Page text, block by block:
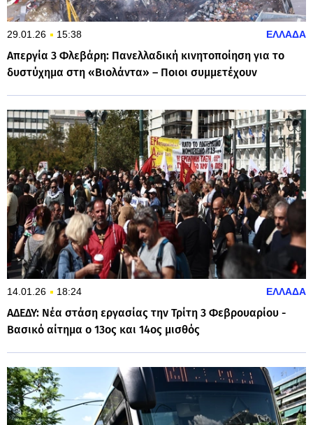
29.01.26 15:38 ΕΛΛΑΔΑ
Απεργία 3 Φλεβάρη: Πανελλαδική κινητοποίηση για το
δυστύχημα στη «Βιολάντα» – Ποιοι συμμετέχουν
14.01.26 18:24 ΕΛΛΑΔΑ
ΑΔΕΔΥ: Νέα στάση εργασίας την Τρίτη 3 Φεβρουαρίου -
Βασικό αίτημα ο 13ος και 14ος μισθός